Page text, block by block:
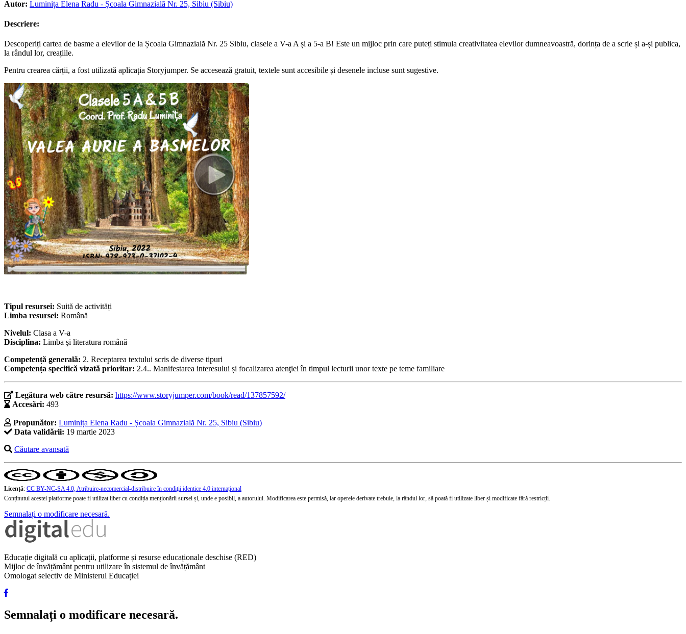
Autor: Luminița Elena Radu - Școala Gimnazială Nr. 25, Sibiu (Sibiu)
Descriere:
Descoperiți cartea de basme a elevilor de la Școala Gimnazială Nr. 25 Sibiu, clasele a V-a A și a 5-a B! Este un mijloc prin care puteți stimula creativitatea elevilor dumneavoastră, dorința de a scrie și a-și publica,
la rândul lor, creațiile.
Pentru crearea cărții, a fost utilizată aplicația Storyjumper. Se accesează gratuit, textele sunt accesibile și desenele incluse sunt sugestive.
Tipul resursei: Suită de activități
Limba resursei: Română
Nivelul: Clasa a V-a
Disciplina: Limba şi literatura română
Competență generală: 2. Receptarea textului scris de diverse tipuri
Competența specifică vizată prioritar: 2.4.. Manifestarea interesului și focalizarea atenţiei în timpul lecturii unor texte pe teme familiare
Legătura web către resursă: https://www.storyjumper.com/book/read/137857592/
Accesări: 493
Propunător: Luminița Elena Radu - Școala Gimnazială Nr. 25, Sibiu (Sibiu)
Data validării: 19 martie 2023
Căutare avansată
Licență: CC BY-NC-SA 4.0, Atribuire-necomercial-distribuire în condiţii identice 4.0 internațional
Conținutul acestei platforme poate fi utilizat liber cu condiția menționării sursei și, unde e posibil, a autorului. Modificarea este permisă, iar operele derivate trebuie, la rândul lor, să poată fi utilizate liber și modificate fără restricții.
Semnalați o modificare necesară.
Educație digitală cu aplicații, platforme și resurse educaționale deschise (RED)
Mijloc de învățământ pentru utilizare în sistemul de învățământ
Omologat selectiv de Ministerul Educației
Semnalați o modificare necesară.